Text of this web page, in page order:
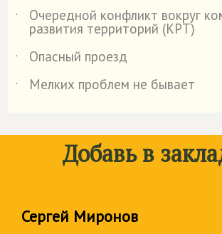
˙
Очередной конфликт вокруг
развития территорий (КРТ)
˙
Опасный проезд
˙
Мелких проблем не бывает
Добавь в
Сергей Миронов